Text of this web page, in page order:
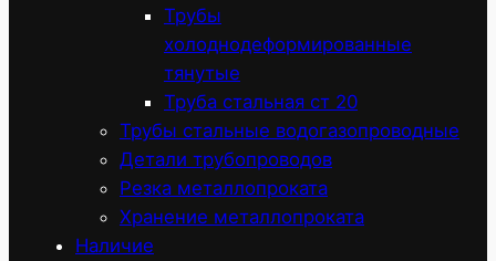
Трубы
холоднодеформированные
тянутые
Труба стальная ст 20
Трубы стальные водогазопроводные
Детали трубопроводов
Резка металлопроката
Хранение металлопроката
Наличие